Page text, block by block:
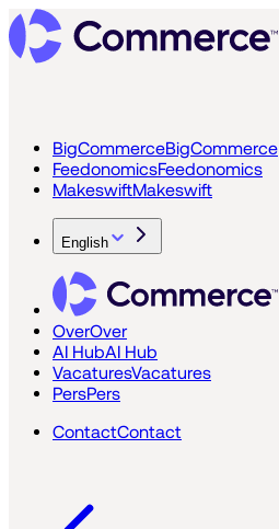
BigCommerceBigCommerce
FeedonomicsFeedonomics
MakeswiftMakeswift
English
OverOver
AI HubAI Hub
VacaturesVacatures
PersPers
ContactContact